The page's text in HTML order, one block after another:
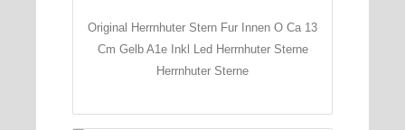
Original Herrnhuter Stern Fur Innen O Ca 13
Cm Gelb A1e Inkl Led Herrnhuter Sterne
Herrnhuter Sterne